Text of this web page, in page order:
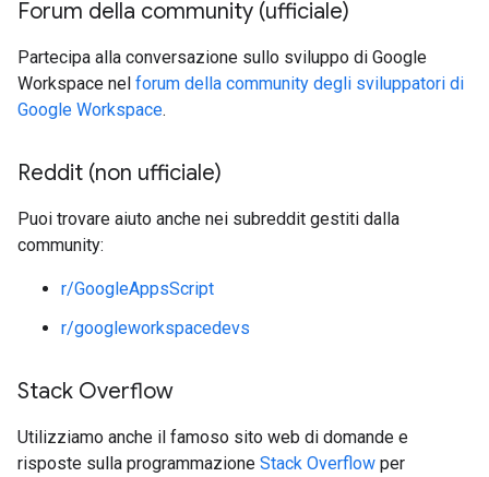
Forum della community (ufficiale)
Partecipa alla conversazione sullo sviluppo di Google
Workspace nel forum della community degli sviluppatori di
Google Workspace.
Reddit (non ufficiale)
Puoi trovare aiuto anche nei subreddit gestiti dalla
community:
r/GoogleAppsScript
r/googleworkspacedevs
Stack Overflow
Utilizziamo anche il famoso sito web di domande e
risposte sulla programmazione Stack Overflow per